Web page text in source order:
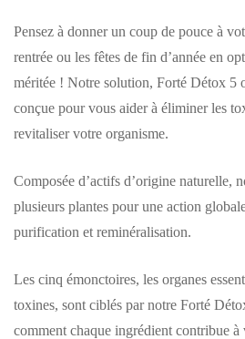
Pensez à donner un coup de pouce à
rentrée ou les fêtes de fin d’année en
méritée ! Notre solution, Forté Détox 5
conçue pour vous aider à éliminer les
revitaliser votre organisme.
Composée d’actifs d’origine naturelle,
plusieurs plantes pour une action
purification et reminéralisation.
Les cinq émonctoires, les organes
toxines, sont ciblés par notre Forté
comment chaque ingrédient contribue à